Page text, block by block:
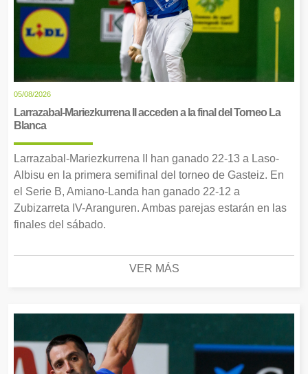
05/08/2026
Larrazabal-Mariezkurrena II acceden a la final del Torneo La
Blanca
Larrazabal-Mariezkurrena II han ganado 22-13 a Laso-
Albisu en la primera semifinal del torneo de Gasteiz. En
el Serie B, Amiano-Landa han ganado 22-12 a
Zubizarreta IV-Aranguren. Ambas parejas estarán en las
finales del sábado.
VER MÁS